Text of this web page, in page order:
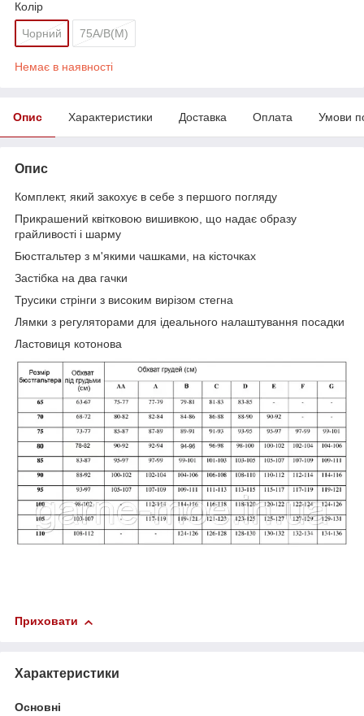
Колір
Чорний 75А/В(М)
Немає в наявності
Опис Характеристики Доставка Оплата Умови
Опис
Комплект, який закохує в себе з першого погляду
Прикрашений квітковою вишивкою, що надає образу
грайливості і шарму
Бюстгальтер з м'якими чашками, на кісточках
Застібка на два гачки
Трусики стрінги з високим вирізом стегна
Лямки з регуляторами для ідеального налаштування посадки
Ластовиця котонова
Приховати
Характеристики
Основні